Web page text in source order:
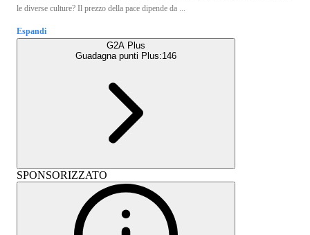
le diverse culture? Il prezzo della pace dipende da ...
Espandi
G2A Plus
Guadagna punti Plus:146
SPONSORIZZATO